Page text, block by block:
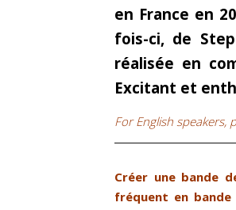
en France en
fois-ci, de
réalisée en
Excitant et
For English speakers,
Créer une bande
fréquent en